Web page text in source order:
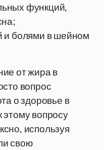
функций,
и болями в шейном
от жира в
вопрос
о здоровье в
вопросу
используя
свою